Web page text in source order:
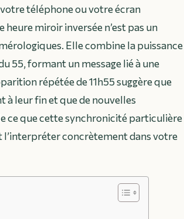
téléphone ou votre écran
miroir inversée n’est pas un
Elle combine la puissance
55, formant un message lié à une
répétée de 11h55 suggère que
à leur fin et que de nouvelles
ce que cette synchronicité particulière
concrètement dans votre